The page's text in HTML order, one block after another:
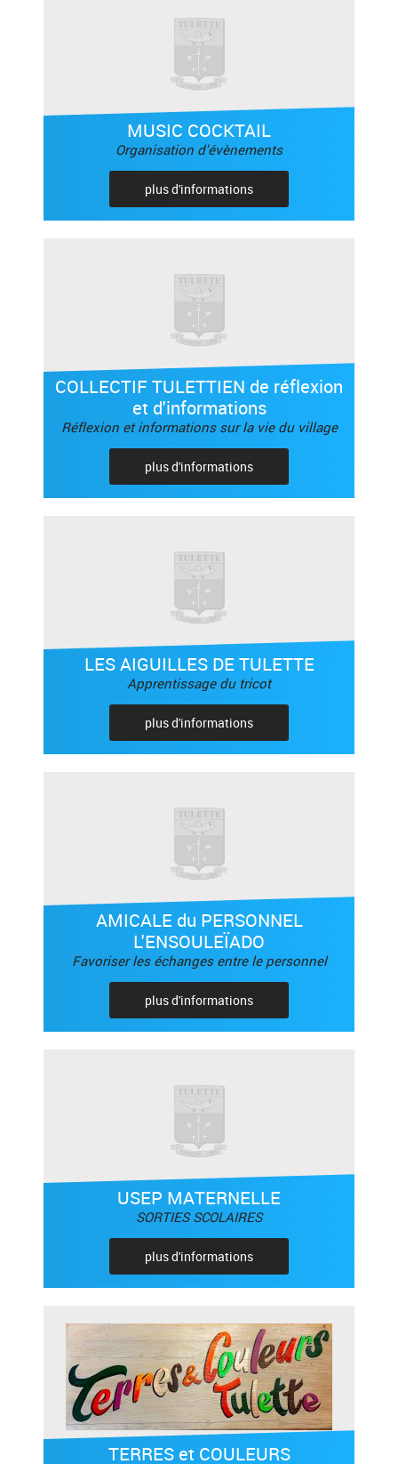
MUSIC COCKTAIL
Organisation d'évènements
plus d'informations
COLLECTIF TULETTIEN de réflexion
et d'informations
Réflexion et informations sur la vie du village
plus d'informations
LES AIGUILLES DE TULETTE
Apprentissage du tricot
plus d'informations
AMICALE du PERSONNEL
L'ENSOULEÏADO
Favoriser les échanges entre le personnel
plus d'informations
USEP MATERNELLE
SORTIES SCOLAIRES
plus d'informations
TERRES et COULEURS